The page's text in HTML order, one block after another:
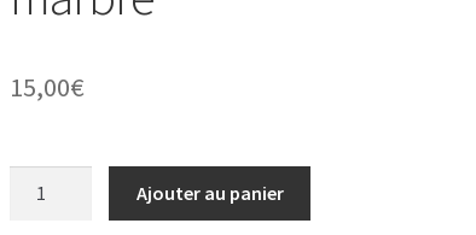
15,00€
Ajouter au panier